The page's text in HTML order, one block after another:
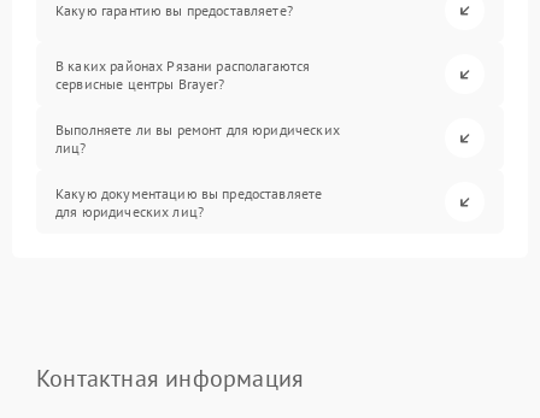
Какую гарантию вы предоставляете?
В каких районах Рязани располагаются
сервисные центры Brayer?
Выполняете ли вы ремонт для юридических
лиц?
Какую документацию вы предоставляете
для юридических лиц?
Контактная информация